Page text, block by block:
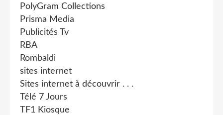
PolyGram Collections
Prisma Media
Publicités Tv
RBA
Rombaldi
sites internet
Sites internet à découvrir . . .
Télé 7 Jours
TF1 Kiosque